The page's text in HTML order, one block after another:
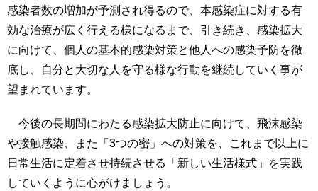
ト
マ
ッ
感染者数の増加が予測され得るので、本感染症に対する有
効な治療が広く行える様になるまで、引き続き、感染拡大
に向けて、個人の基本的感染対策と他人への感染予防を徹
底し、自分と大切な人を守る様な行動を継続していく事が
望まれています。
今後の長期間にわたる感染拡大防止に向けて、飛沫感染
や接触感染、また「3つの密」への対策を、これまで以上に
日常生活に定着させ持続させる「新しい生活様式」を実践
していくように心がけましょう。